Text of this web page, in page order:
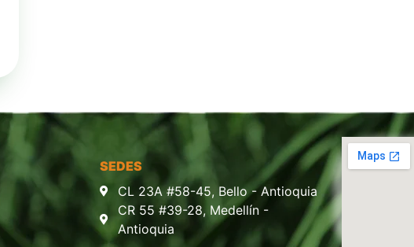
SEDES
CL 23A #58-45, Bello - Antioquia
CR 55 #39-28, Medellín -
Antioquia